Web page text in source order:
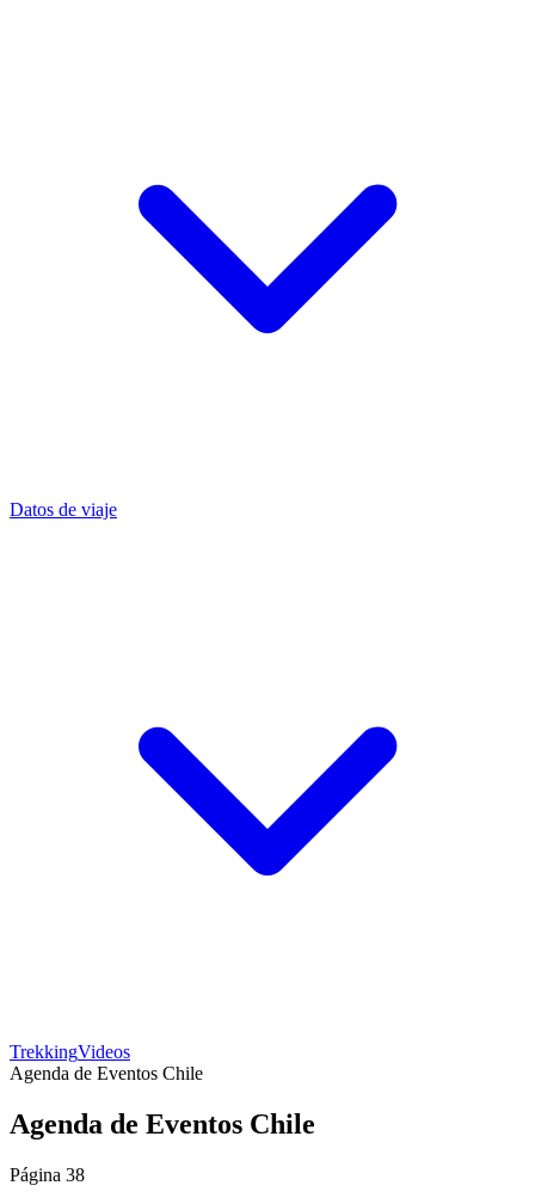
Datos de viaje
TrekkingVideos
Agenda de Eventos Chile
Agenda de Eventos Chile
Página 38